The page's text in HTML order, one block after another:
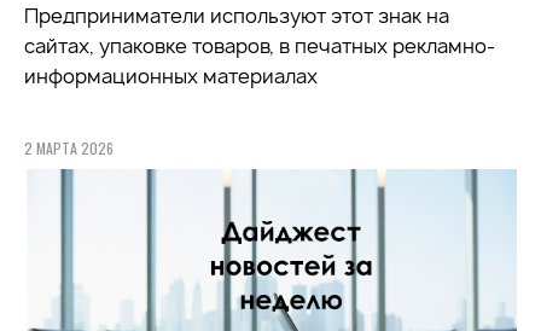
Предприниматели используют этот знак на
сайтах, упаковке товаров, в печатных рекламно-
информационных материалах
2 МАРТА 2026